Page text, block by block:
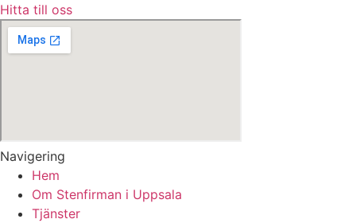
Hitta till oss
Navigering
Hem
Om Stenfirman i Uppsala
Tjänster